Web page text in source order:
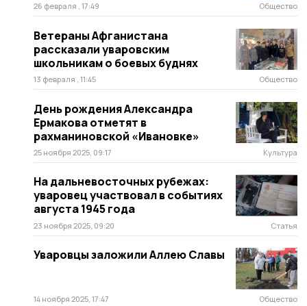
26 февраля , 17:49 Общество
Ветераны Афганистана
рассказали уваровским
школьникам о боевых буднях
13 февраля , 11:45 Общество
День рождения Александра
Ермакова отметят в
рахманиновской «Ивановке»
25 ноября 2025, 09:17 Культура
На дальневосточных рубежах:
уваровец участвовал в событиях
августа 1945 года
23 ноября 2025, 09:20 Статья
Уваровцы заложили Аллею Славы
14 ноября 2025, 17:47 Общество